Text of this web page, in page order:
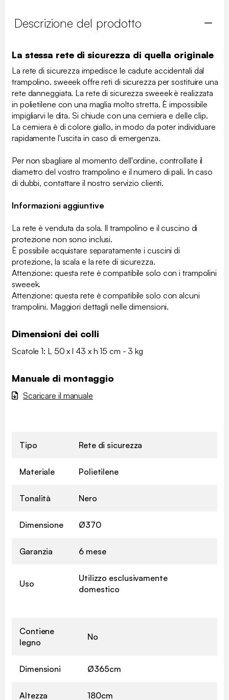
Descrizione del prodotto
La stessa rete di sicurezza di quella originale
La rete di sicurezza impedisce le cadute accidentali dal
trampolino. sweeek offre reti di sicurezza per sostituire una
rete danneggiata. La rete di sicurezza sweeek è realizzata
in polietilene con una maglia molto stretta. È impossibile
impigliarvi le dita. Si chiude con una cerniera e delle clip.
La cerniera è di colore giallo, in modo da poter individuare
rapidamente l'uscita in caso di emergenza.
Per non sbagliare al momento dell'ordine, controllate il
diametro del vostro trampolino e il numero di pali. In caso
di dubbi, contattare il nostro servizio clienti.
Informazioni aggiuntive
La rete è venduta da sola. Il trampolino e il cuscino di
protezione non sono inclusi.
È possibile acquistare separatamente i cuscini di
protezione, la scala e la rete di sicurezza.
Attenzione: questa rete è compatibile solo con i trampolini
sweeek.
Attenzione: questa rete è compatibile solo con alcuni
trampolini. Maggiori dettagli nelle dimensioni.
Dimensioni dei colli
Scatole 1: L 50 x l 43 x h 15 cm - 3 kg
Manuale di montaggio
Scaricare il manuale
Tipo Rete di sicurezza
Materiale Polietilene
Tonalità Nero
Dimensione Ø370
Garanzia 6 mese
Uso
Utilizzo esclusivamente
domestico
Contiene
legno
No
Dimensioni Ø365cm
Altezza 180cm